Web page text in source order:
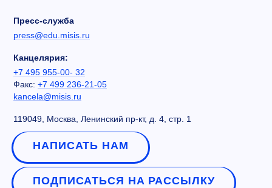
Пресс-служба
press@edu.misis.ru
Канцелярия:
+7 495 955-00- 32
Факс: +7 499 236-21-05
kancela@misis.ru
119049, Москва, Ленинский пр-кт, д. 4, стр. 1
НАПИСАТЬ НАМ
ПОДПИСАТЬСЯ НА РАССЫЛКУ